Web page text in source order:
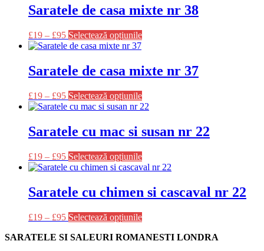
alese
în
pagina
produsului.
mai
multe
Opțiunile
alese
în
pagina
produsului.
Saratele de casa mixte nr 38
£19 – £95 Selectează opțiunileAcest
mai
multe
Opțiunile
pot
alese
în
pagina
produsului.
Saratele de casa mixte nr 37
£19 – £95 Selectează opțiunileAcest
produs
multe
Opțiunile
pot
alese
în
pagina
produsului.
Saratele cu mac si susan nr 22
£19 – £95 Selectează opțiunileAcest
produs
mai
multe
Opțiunile
fi
Saratele cu chimen si cascaval nr 22
£19 – £95 Selectează opțiunileAcest
are
SARATELE SI SALEURI ROMANESTI LONDRA